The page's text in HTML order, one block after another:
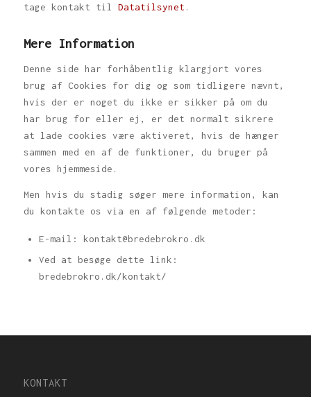
tage kontakt til Datatilsynet .
Mere Information
Denne side har forhåbentlig klargjort vores
brug af Cookies for dig og som tidligere nævnt,
hvis der er noget du ikke er sikker på om du
har brug for eller ej, er det normalt sikrere
at lade cookies være aktiveret, hvis de hænger
sammen med en af de funktioner, du bruger på
vores hjemmeside.
Men hvis du stadig søger mere information, kan
du kontakte os via en af følgende metoder:
E-mail: kontakt@bredebrokro.dk
Ved at besøge dette link:
bredebrokro.dk/kontakt/
KONTAKT